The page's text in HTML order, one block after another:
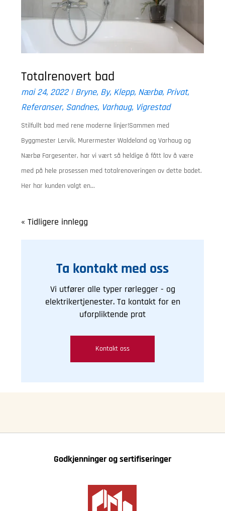
Totalrenovert bad
mai 24, 2022|Bryne, By, Klepp, Nærbø, Privat,
Referanser, Sandnes, Varhaug, Vigrestad
Stilfullt bad med rene moderne linjer!Sammen med
Byggmester Lervik, Murermester Waldeland og Varhaug og
Nærbø Fargesenter, har vi vært så heldige å fått lov å være
med på hele prosessen med totalrenoveringen av dette badet.
Her har kunden valgt en...
« Tidligere innlegg
Ta kontakt med oss
Vi utfører alle typer rørlegger - og
elektrikertjenester. Ta kontakt for en
uforpliktende prat
Kontakt oss
Godkjenninger og sertifiseringer